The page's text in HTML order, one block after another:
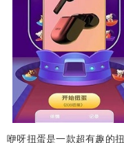
咿呀扭蛋是一款超有趣的